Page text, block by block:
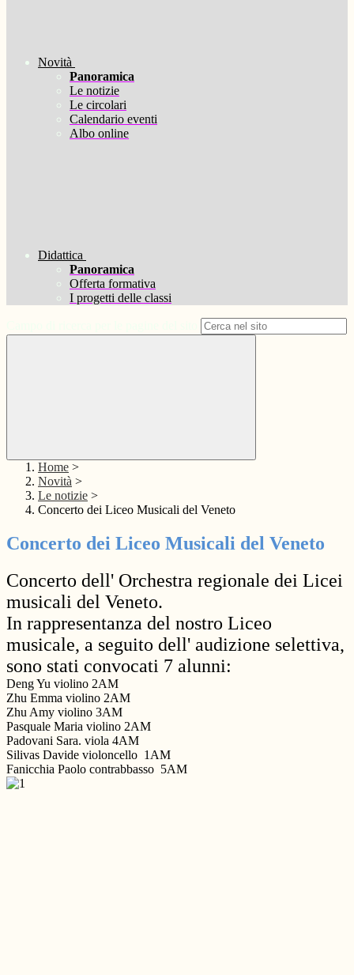
Novità
Panoramica
Le notizie
Le circolari
Calendario eventi
Albo online
Didattica
Panoramica
Offerta formativa
I progetti delle classi
Home >
Novità >
Le notizie >
Concerto dei Liceo Musicali del Veneto
Concerto dei Liceo Musicali del Veneto
Concerto dell' Orchestra regionale dei Licei
musicali del Veneto.
In rappresentanza del nostro Liceo
musicale, a seguito dell' audizione selettiva,
sono stati convocati 7 alunni:
Deng Yu violino 2AM
Zhu Emma violino 2AM
Zhu Amy violino 3AM
Pasquale Maria violino 2AM
Padovani Sara. viola 4AM
Silivas Davide violoncello 1AM
Fanicchia Paolo contrabbasso 5AM